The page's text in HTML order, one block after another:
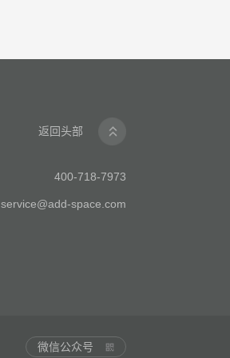
返回头部
400-718-7973
service@add-space.com
微信公众号